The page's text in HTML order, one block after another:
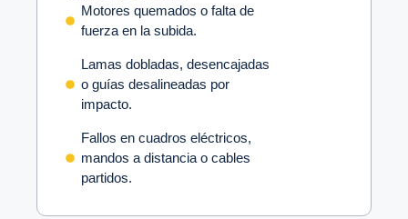
Motores quemados o falta de
fuerza en la subida.
Lamas dobladas, desencajadas
o guías desalineadas por
impacto.
Fallos en cuadros eléctricos,
mandos a distancia o cables
partidos.